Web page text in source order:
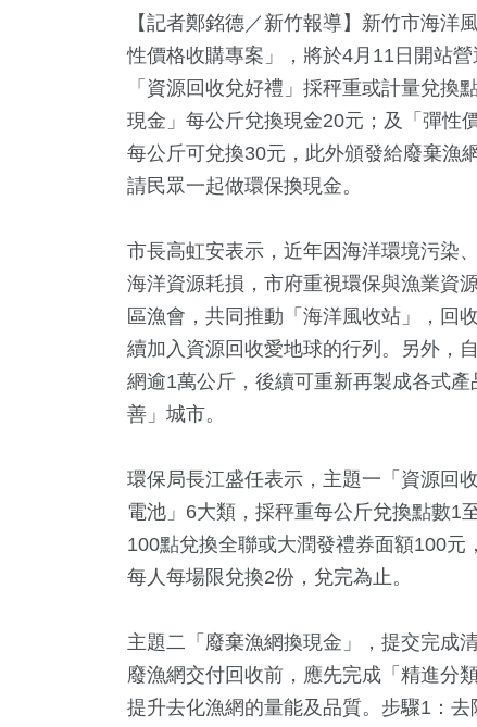
【記者鄭銘德／新竹報導】新竹市海洋
性價格收購專案」，將於4月11日開站
「資源回收兌好禮」採秤重或計量兌換
現金」每公斤兌換現金20元；及「彈性
每公斤可兌換30元，此外頒發給廢棄漁
請民眾一起做環保換現金。
市長高虹安表示，近年因海洋環境污染
海洋資源耗損，市府重視環保與漁業資
區漁會，共同推動「海洋風收站」，回
續加入資源回收愛地球的行列。另外，
網逾1萬公斤，後續可重新再製成各式
善」城市。
環保局長江盛任表示，主題一「資源回
電池」6大類，採秤重每公斤兌換點數1
100點兌換全聯或大潤發禮券面額100元
每人每場限兌換2份，兌完為止。
主題二「廢棄漁網換現金」，提交完成
廢漁網交付回收前，應先完成「精進分
提升去化漁網的量能及品質。步驟1：
+
評論
0+
兩岸藝苑天地
2024總統大選
福建林公信俗文
化專區
308+
健康及醫療
39
美